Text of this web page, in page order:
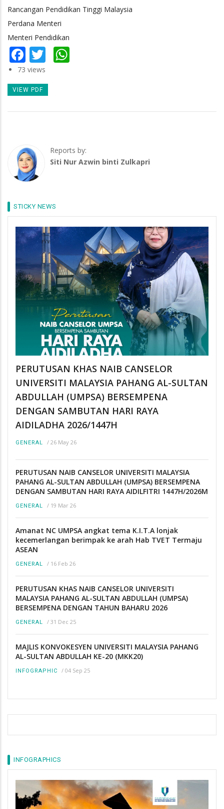
Rancangan Pendidikan Tinggi Malaysia
Perdana Menteri
Menteri Pendidikan
Facebook
Twitter
73 views
VIEW PDF
Reports by:
Siti Nur Azwin binti Zulkapri
STICKY NEWS
PERUTUSAN KHAS NAIB CANSELOR
UNIVERSITI MALAYSIA PAHANG AL-SULTAN
ABDULLAH (UMPSA) BERSEMPENA
DENGAN SAMBUTAN HARI RAYA
AIDILADHA 2026/1447H
GENERAL / 26 May 26
PERUTUSAN NAIB CANSELOR UNIVERSITI MALAYSIA
PAHANG AL-SULTAN ABDULLAH (UMPSA) BERSEMPENA
DENGAN SAMBUTAN HARI RAYA AIDILFITRI 1447H/2026M
GENERAL / 19 Mar 26
Amanat NC UMPSA angkat tema K.I.T.A lonjak
kecemerlangan berimpak ke arah Hab TVET Termaju
ASEAN
GENERAL / 16 Feb 26
PERUTUSAN KHAS NAIB CANSELOR UNIVERSITI
MALAYSIA PAHANG AL-SULTAN ABDULLAH (UMPSA)
BERSEMPENA DENGAN TAHUN BAHARU 2026
GENERAL / 31 Dec 25
MAJLIS KONVOKESYEN UNIVERSITI MALAYSIA PAHANG
AL-SULTAN ABDULLAH KE-20 (MKK20)
INFOGRAPHIC / 04 Sep 25
INFOGRAPHICS